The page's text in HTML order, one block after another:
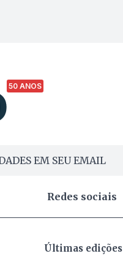
50 ANOS
EM SEU EMAIL
Redes sociais
Últimas edições